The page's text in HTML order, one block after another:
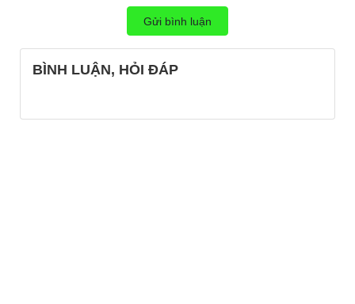
Gửi bình luận
BÌNH LUẬN, HỎI ĐÁP